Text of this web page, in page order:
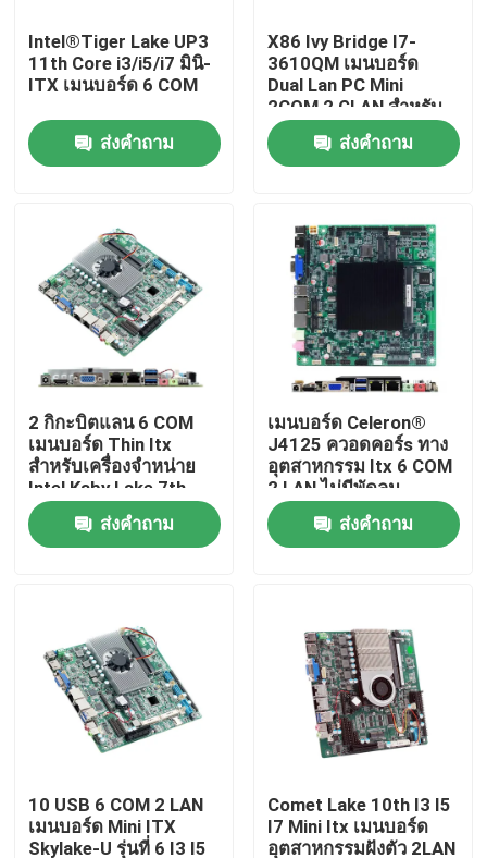
ผลิตภัณฑ์
เกี่ยวกับเรา
ทัวร์โรงงาน
ควบคุมคุณภาพ
ขออ้าง
มินิพีซีอุตสาหกรรม
แท็บเล็ตพีซีที่ทนทาน
Intel®Tiger Lake UP3
11th Core i3/i5/i7 มินิ-
ITX เมนบอร์ด 6 COM
ส่งคำถาม
X86 Ivy Bridge I7-
3610QM เมนบอร์ด
Dual Lan PC Mini
2COM 2 GLAN สำหรับ
ATM ของธนาคาร
ส่งคำถาม
2 กิกะบิตแลน 6 COM
เมนบอร์ด Thin Itx
สำหรับเครื่องจำหน่าย
Intel Kaby Lake 7th
Gen I3 I5 I7
ส่งคำถาม
เมนบอร์ด Celeron®
J4125 ควอดคอร์s ทาง
อุตสาหกรรม Itx 6 COM
2 LAN ไม่มีพัดลม
ส่งคำถาม
10 USB 6 COM 2 LAN
เมนบอร์ด Mini ITX
Skylake-U รุ่นที่ 6 I3 I5
Comet Lake 10th I3 I5
I7 Mini Itx เมนบอร์ด
อุตสาหกรรมฝังตัว 2LAN